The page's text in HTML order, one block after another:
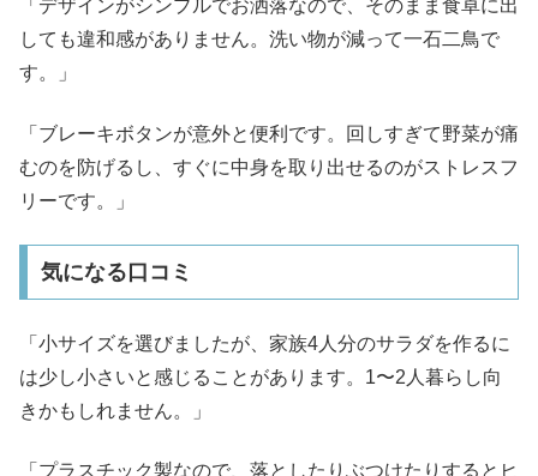
「デザインがシンプルでお洒落なので、そのまま食卓に出
しても違和感がありません。洗い物が減って一石二鳥で
す。」
「ブレーキボタンが意外と便利です。回しすぎて野菜が痛
むのを防げるし、すぐに中身を取り出せるのがストレスフ
リーです。」
気になる口コミ
「小サイズを選びましたが、家族4人分のサラダを作るに
は少し小さいと感じることがあります。1〜2人暮らし向
きかもしれません。」
「プラスチック製なので、落としたりぶつけたりするとヒ